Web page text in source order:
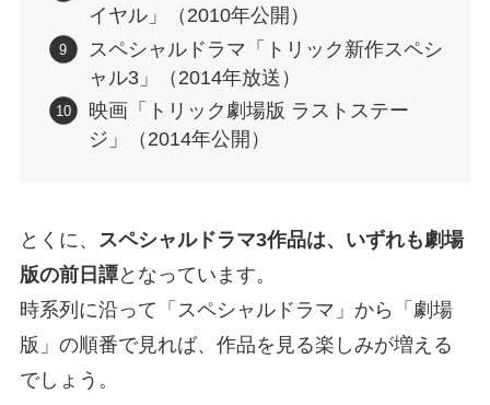
イヤル」（2010年公開）
スペシャルドラマ「トリック新作スペシ
ャル3」（2014年放送）
映画「トリック劇場版 ラストステー
ジ」（2014年公開）
とくに、
スペシャルドラマ3作品は、いずれも劇場
版の前日譚となっています。
時系列に沿って「スペシャルドラマ」から「劇場
版」の順番で見れば、作品を見る楽しみが増える
でしょう。